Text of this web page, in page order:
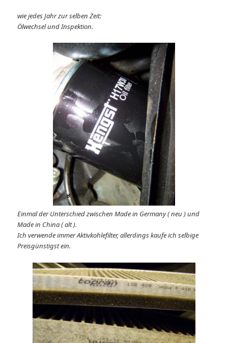
wie jedes Jahr zur selben Zeit:
Ölwechsel und Inspektion.
Einmal der Unterschied zwischen Made in Germany ( neu ) und
Made in China ( alt ).
Ich verwende immer Aktivkohlefilter, allerdings kaufe ich selbige
Preisgünstigst ein.